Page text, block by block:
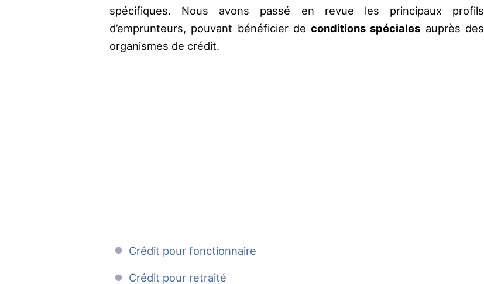
spécifiques. Nous avons passé en revue les principaux profils
d’emprunteurs, pouvant bénéficier deconditions spéciales auprès des
organismes de crédit.
Crédit pour fonctionnaire
Crédit pour retraité